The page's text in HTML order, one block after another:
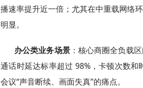
播速率提升近一倍；尤其在中重载网络
明显。
办公类业务场景：核心商圈全负载
通话时延达标率超过 98%，卡顿次数
会议“声音断续、画面失真”的痛点。